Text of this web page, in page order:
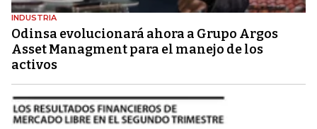
INDUSTRIA
Odinsa evolucionará ahora a Grupo Argos
Asset Managment para el manejo de los
activos